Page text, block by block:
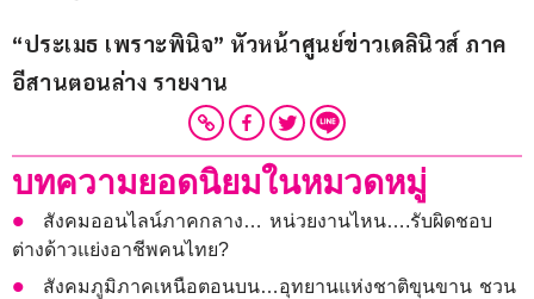
“ประเมธ เพราะพินิจ” หัวหน้าศูนย์ข่าวเดลินิวส์ ภาค
อีสานตอนล่าง รายงาน
บทความยอดนิยมในหมวดหมู่
สังคมออนไลน์ภาคกลาง… หน่วยงานไหน….รับผิดชอบ
ต่างด้าวแย่งอาชีพคนไทย?
สังคมภูมิภาคเหนือตอนบน…อุทยานแห่งชาติขุนขาน ชวน